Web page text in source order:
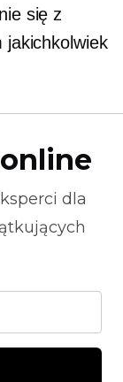
się z
jakichkolwiek
dla